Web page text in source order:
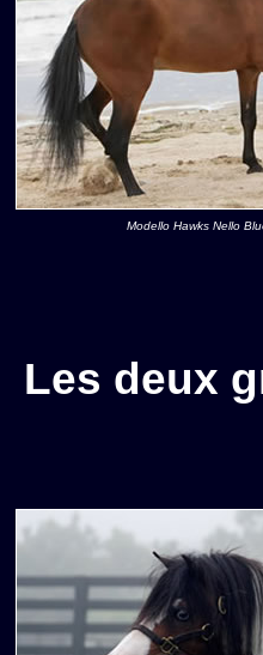
Modello Hawks Nello
Les deux